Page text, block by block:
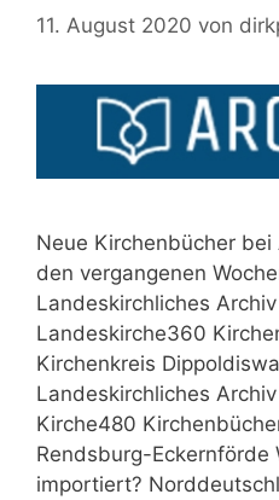
11. August 2020 von
Neue Kirchenbücher bei
den vergangenen
Landeskirchliches
Landeskirche360
Kirchenkreis
Landeskirchliches
Kirche480
Rendsburg-Eckernförde
importiert?